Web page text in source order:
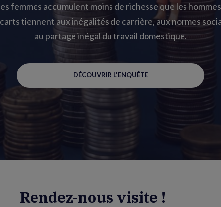
femmes accumulent moins de richesse que les
tiennent aux inégalités de carrière, aux normes
au partage inégal du travail domestique.
DÉCOUVRIR L'ENQUÊTE
Rendez-nous visite !